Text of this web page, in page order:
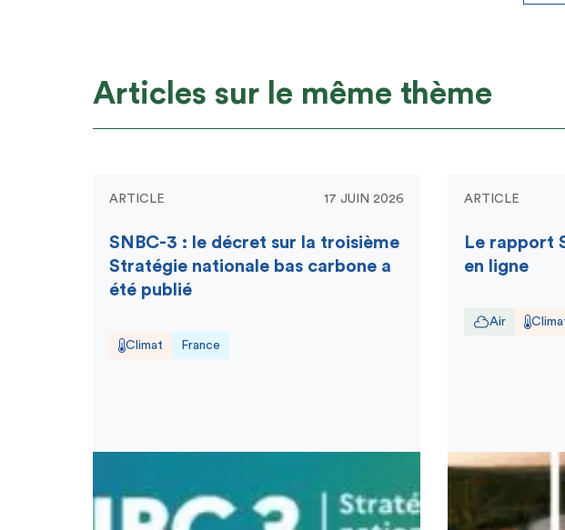
Articles sur le même thème
ARTICLE 17 JUIN 2026
SNBC-3 : le décret sur la troisième
Stratégie nationale bas carbone a
été publié
Climat France
ARTICLE
Le rapport
en ligne
Air